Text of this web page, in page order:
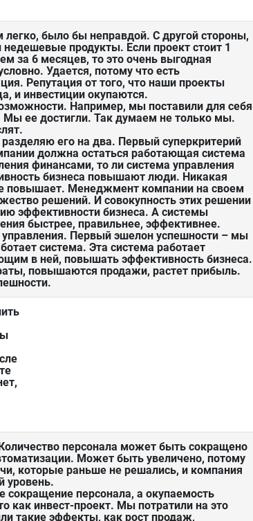
легко, было бы неправдой. С другой стороны,
продукты. Если проект стоит 1
за 6 месяцев, то это очень выгодная
Удается, потому что есть
Репутация от того, что наши проекты
и инвестиции окупаются.
Например, мы поставили для себя
ее достигли. Так думаем не только мы.
его на два. Первый суперкритерий
должна остаться работающая система
финансами, то ли система управления
бизнеса повышают люди. Никакая
повышает. Менеджмент компании на своем
решений. И совокупность этих решении
эффективности бизнеса. А системы
быстрее, правильнее, эффективнее.
Первый эшелон успешности – мы
система. Эта система работает
в ней, повышать эффективность бизнеса.
повышаются продажи, растет прибыль.
персонала может быть сокращено
Может быть увеличено, потому
которые раньше не решались, и компания
уровень.
персонала, а окупаемость
как инвест-проект. Мы потратили на это
такие эффекты, как рост продаж,